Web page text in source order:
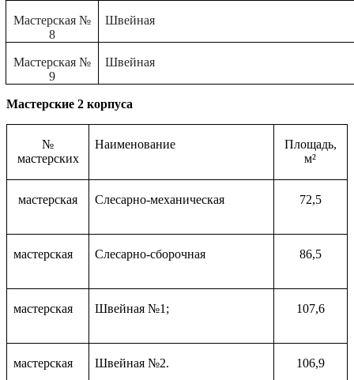
Мастерская №
8
Швейная
Мастерская №
9
Швейная
Мастерские 2 корпуса
№
мастерских
Наименование
Площадь,
м²
мастерская Слесарно-механическая 72,5
мастерская Слесарно-сборочная 86,5
мастерская Швейная №1; 107,6
мастерская Швейная №2. 106,9